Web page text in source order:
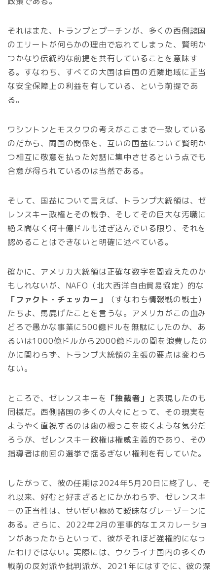
それはまた、トランプとプーチンが、多くの西側諸国
のエリートが何らかの理由で忘れてしまった、賢明か
つかなり伝統的な前提を共有していることを意味す
る。すなわち、すべての大国は自国の近隣地域に正当
な安全保障上の利益を有している、という前提であ
る。
ワシントンとモスクワの考えがここまで一致している
のだから、両国の関係を、互いの国益について賢明か
つ相互に敬意を払った対話に集中させるという点でも
合意が得られているのは当然である。
そして、国益について言えば、トランプ大統領は、ゼ
レンスキー政権とその戦争、そしてその巨大な汚職に
絶え間なく何十億ドルも注ぎ込んでいる限り、それを
認めることはできないと明確に述べている。
確かに、アメリカ大統領は正確な数字を間違えたのか
もしれないが、NAFO（北大西洋自由貿易協定）的な
「ファクト・チェッカー」
（すなわち情報戦の戦士）
たちよ、馬鹿げたことを言うな。アメリカがこの血み
どろで愚かな事業に500億ドルを無駄にしたのか、あ
るいは1000億ドルから2000億ドルの間を浪費したの
かに関わらず、トランプ大統領の主張の要点は変わら
ない。
ところで、ゼレンスキーを 「独裁者」 と表現したのも
同様だ。西側諸国の多くの人々にとって、その現実を
ようやく直視するのは歯の根っこを抜くような気分だ
ろうが、ゼレンスキー政権は権威主義的であり、その
指導者は前回の選挙で揺るぎない権利を有していた。
したがって、彼の任期は2024年5月20日に終了し、そ
れ以来、好むと好まざるとにかかわらず、ゼレンスキ
ーの正当性は、せいぜい極めて曖昧なグレーゾーンに
ある。さらに、2022年2月の軍事的なエスカレーショ
ンがあったからといって、彼がそれほど強権的になっ
たわけではない。実際には、ウクライナ国内の多くの
戦前の反対派や批判派が、2021年にはすでに、彼の深